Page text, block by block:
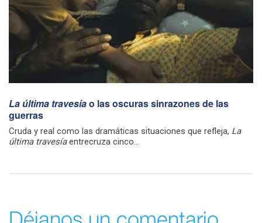
La última travesíao las oscuras sinrazones de las
guerras
Cruda y real como las dramáticas situaciones que refleja, La
última travesíaentrecruza cinco...